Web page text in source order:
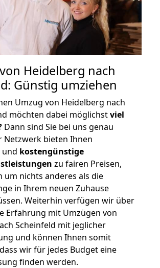
Heidelberg nach
Günstig umziehen
Umzug von Heidelberg nach
möchten dabei möglichstviel
Dann sind Sie bei uns genau
Netzwerk bieten Ihnen
und kostengünstige
zu fairen Preisen,
um nichts anderes als die
in Ihrem neuen Zuhause
Weiterhin verfügen wir über
Erfahrung mit Umzügen von
Scheinfeld mit jeglicher
und können Ihnen somit
wir für jedes Budget eine
finden werden.